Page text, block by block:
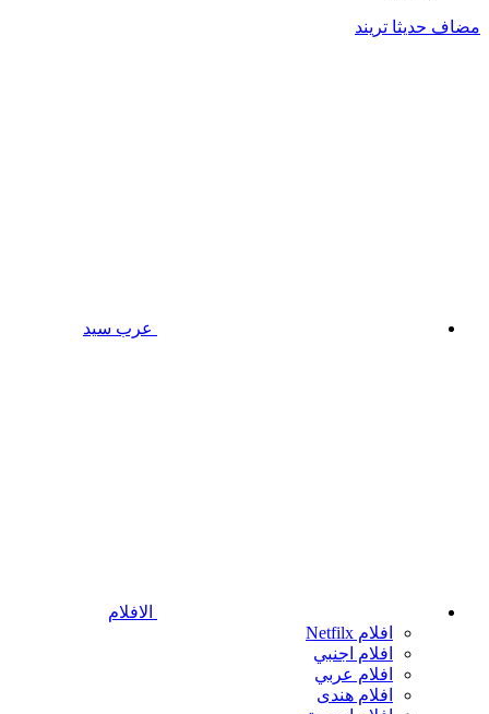
مضاف حديثا تريند
عرب سيد
الافلام
افلام Netfilx
افلام اجنبي
افلام عربي
افلام هندى